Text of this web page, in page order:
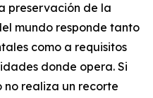
preservación de la
mundo responde tanto
como a requisitos
donde opera. Si
no realiza un recorte